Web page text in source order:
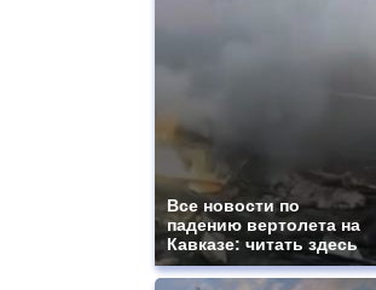
Все новости по
падению вертолета на
Кавказе: читать здесь